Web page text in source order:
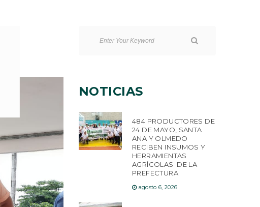
NOTICIAS
484 PRODUCTORES DE
24 DE MAYO, SANTA
ANA Y OLMEDO
RECIBEN INSUMOS Y
HERRAMIENTAS
AGRÍCOLAS DE LA
PREFECTURA
agosto 6, 2026